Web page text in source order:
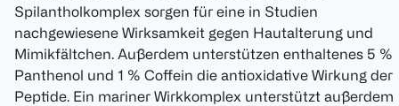
Spilantholkomplex sorgen für eine in Studien
nachgewiesene Wirksamkeit gegen Hautalterung und
Mimikfältchen. Außerdem unterstützen enthaltenes 5 %
Panthenol und 1 % Coffein die antioxidative Wirkung der
Peptide. Ein mariner Wirkkomplex unterstützt außerdem